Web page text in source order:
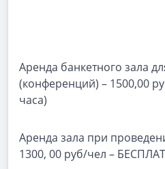
Аренда банкетного зала
(конференций) – 1500,00
часа)
Аренда зала при
1300, 00 руб/чел –